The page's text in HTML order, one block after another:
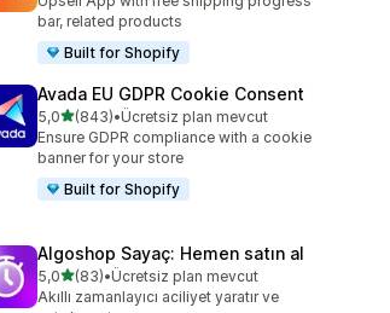
bar, related products
Built for Shopify
Avada EU GDPR Cookie Consent
5,05 yıldız üzerinden
(843)
toplam 843 değerlendirme
•Ücretsiz plan mevcut
Ensure GDPR compliance with a cookie
banner for your store
Built for Shopify
Algoshop Sayaç: Hemen satın al
5,05 yıldız üzerinden
(83)
toplam 83 değerlendirme
•Ücretsiz plan mevcut
Akıllı zamanlayıcı aciliyet yaratır ve